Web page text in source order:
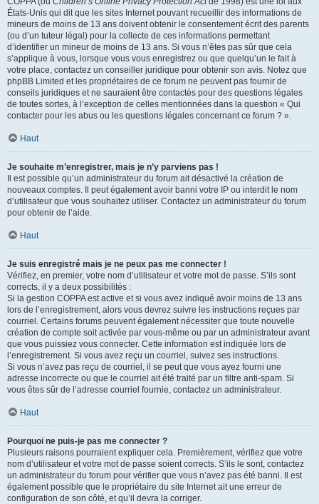
États-Unis qui dit que les sites Internet pouvant recueillir des informations de
mineurs de moins de 13 ans doivent obtenir le consentement écrit des parents
(ou d’un tuteur légal) pour la collecte de ces informations permettant
d’identifier un mineur de moins de 13 ans. Si vous n’êtes pas sûr que cela
s’applique à vous, lorsque vous vous enregistrez ou que quelqu’un le fait à
votre place, contactez un conseiller juridique pour obtenir son avis. Notez que
phpBB Limited et les propriétaires de ce forum ne peuvent pas fournir de
conseils juridiques et ne sauraient être contactés pour des questions légales
de toutes sortes, à l’exception de celles mentionnées dans la question « Qui
contacter pour les abus ou les questions légales concernant ce forum ? ».
Haut
Je souhaite m’enregistrer, mais je n’y parviens pas !
Il est possible qu’un administrateur du forum ait désactivé la création de
nouveaux comptes. Il peut également avoir banni votre IP ou interdit le nom
d’utilisateur que vous souhaitez utiliser. Contactez un administrateur du forum
pour obtenir de l’aide.
Haut
Je suis enregistré mais je ne peux pas me connecter !
Vérifiez, en premier, votre nom d’utilisateur et votre mot de passe. S’ils sont
corrects, il y a deux possibilités :
Si la gestion COPPA est active et si vous avez indiqué avoir moins de 13 ans
lors de l’enregistrement, alors vous devrez suivre les instructions reçues par
courriel. Certains forums peuvent également nécessiter que toute nouvelle
création de compte soit activée par vous-même ou par un administrateur avant
que vous puissiez vous connecter. Cette information est indiquée lors de
l’enregistrement. Si vous avez reçu un courriel, suivez ses instructions.
Si vous n’avez pas reçu de courriel, il se peut que vous ayez fourni une
adresse incorrecte ou que le courriel ait été traité par un filtre anti-spam. Si
vous êtes sûr de l’adresse courriel fournie, contactez un administrateur.
Haut
Pourquoi ne puis-je pas me connecter ?
Plusieurs raisons pourraient expliquer cela. Premièrement, vérifiez que votre
nom d’utilisateur et votre mot de passe soient corrects. S’ils le sont, contactez
un administrateur du forum pour vérifier que vous n’avez pas été banni. Il est
également possible que le propriétaire du site Internet ait une erreur de
configuration de son côté, et qu’il devra la corriger.